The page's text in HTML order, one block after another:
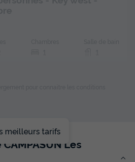
09/2026
meilleurs tarifs
Les